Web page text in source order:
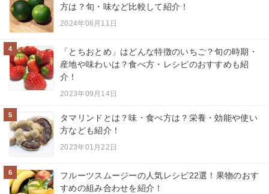
方は？旬・味など比較して紹介！
2024年06月11日
4
「とちおとめ」はどんな特徴のいちご？旬の時期・
産地や味わいは？食べ方・レシピのおすすめも紹
介！
2023年09月14日
5
タマリンドとは？味・食べ方は？栄養・効能や使い
方なども紹介！
2023年01月22日
6
フルーツスムージーの人気レシピ22選！果物のおす
すめの組み合わせを紹介！